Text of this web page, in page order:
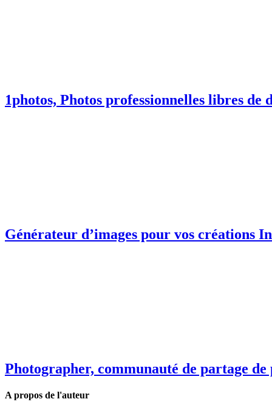
1photos, Photos professionnelles libres de
Générateur d’images pour vos créations
Photographer, communauté de partage de
A propos de l'auteur